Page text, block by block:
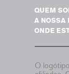
QUEM
A NOSSA
ONDE
O